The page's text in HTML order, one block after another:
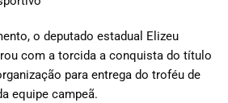
o deputado estadual Elizeu
com a torcida a conquista do título
para entrega do troféu de
equipe campeã.